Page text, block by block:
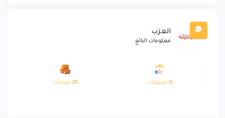
العزب
معلومات البائع
0 تقييمات 25 منتجات